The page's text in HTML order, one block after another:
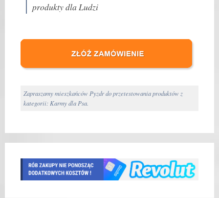
produkty dla Ludzi
Zapraszamy mieszkańców Pyzdr do przetestowania produktów z
kategorii: Karmy dla Psa.